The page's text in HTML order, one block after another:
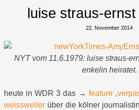
luise straus-
22. November 2014
NYT vom 11.6.1979: luise straus-
enkelin heiratet.
heute in WDR 3 das → feature
weissweiler über die kölner